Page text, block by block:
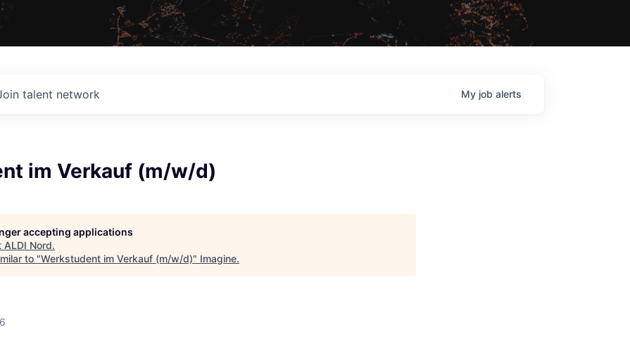
talent network My job alerts
im Verkauf (m/w/d)
accepting applications
ALDI Nord.
to "Werkstudent im Verkauf (m/w/d)" Imagine.